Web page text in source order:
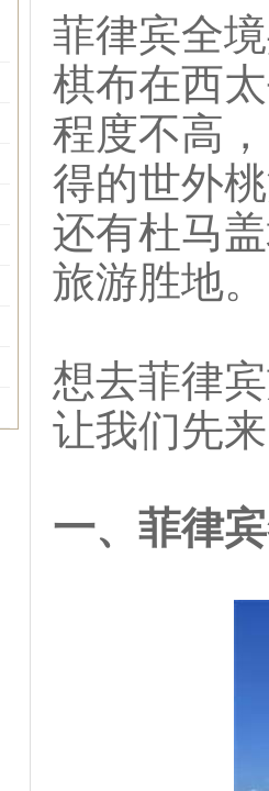
菲律宾全
棋布在西
程度不高
得的世外
还有杜马
旅游胜地。
想去菲律
让我们先
一、菲律